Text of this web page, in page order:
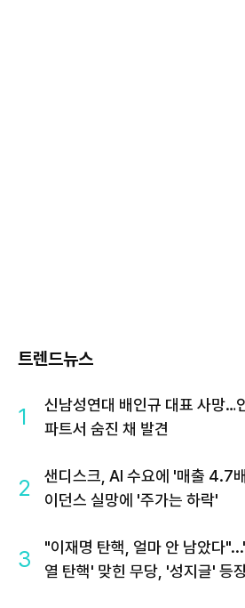
트렌드뉴스
1
신남성연대 배인규 대표 사망…
파트서 숨진 채 발견
2
샌디스크, AI 수요에 '매출 4.7
이던스 실망에 '주가는 하락'
3
"이재명 탄핵, 얼마 안 남았다
열 탄핵' 맞힌 무당, '성지글' 등